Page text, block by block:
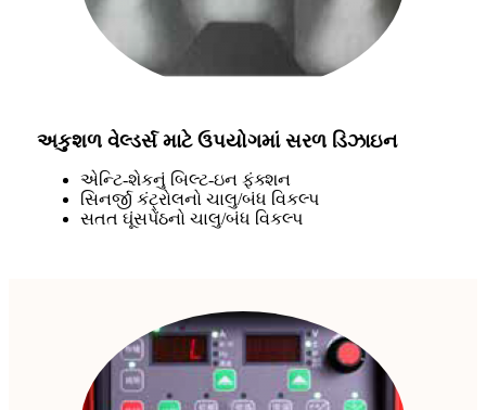
અકુશળ વેલ્ડર્સ માટે ઉપયોગમાં સરળ ડિઝાઇન
એન્ટિ-શેકનું બિલ્ટ-ઇન ફંક્શન
સિનર્જી કંટ્રોલનો ચાલુ/બંધ વિકલ્પ
સતત ઘૂંસપેંઠનો ચાલુ/બંધ વિકલ્પ